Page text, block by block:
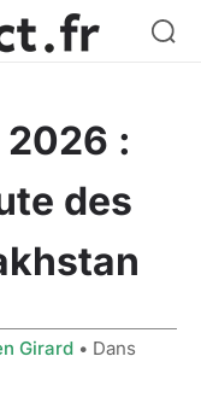
2026 :
des
Girard • Dans